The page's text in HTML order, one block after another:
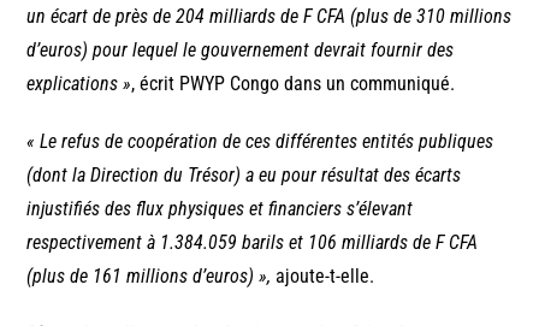
un écart de près de 204 milliards de F CFA (plus de 310 millions
d’euros) pour lequel le gouvernement devrait fournir des
explications », écrit PWYP Congo dans un communiqué.
« Le refus de coopération de ces différentes entités publiques
(dont la Direction du Trésor) a eu pour résultat des écarts
injustifiés des flux physiques et financiers s’élevant
respectivement à 1.384.059 barils et 106 milliards de F CFA
(plus de 161 millions d’euros) », ajoute-t-elle.